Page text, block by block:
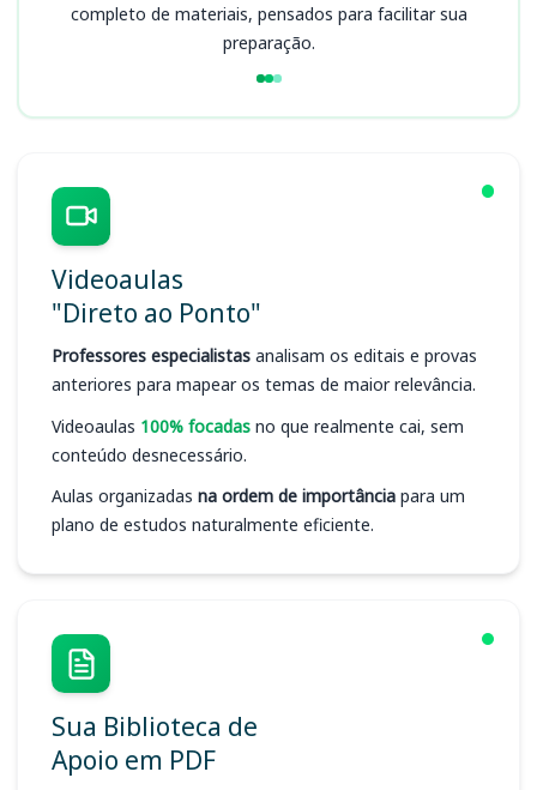
completo de materiais, pensados para facilitar sua
preparação.
Videoaulas
"Direto ao Ponto"
Professores especialistas analisam os editais e provas
anteriores para mapear os temas de maior relevância.
Videoaulas 100% focadas no que realmente cai, sem
conteúdo desnecessário.
Aulas organizadas na ordem de importância para um
plano de estudos naturalmente eficiente.
Sua Biblioteca de
Apoio em PDF